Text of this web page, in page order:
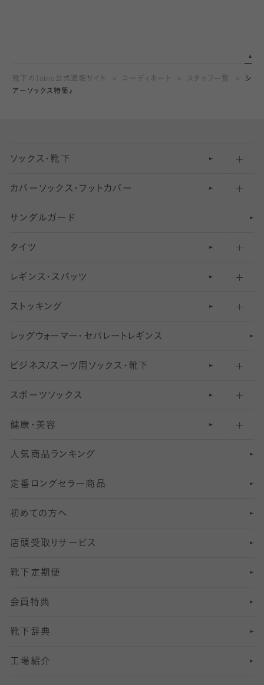
靴下のTabio公式通販サイト コーディネート スタッフ一覧
シ
アーソックス特集♪
ソックス・靴下
五本指ソックス・靴下
足袋ソックス・靴下
無地・プレーンソックス・靴下
柄ソックス・靴下
スニーカー（くるぶし）用ソックス
アンクル・ショートソックス（くるぶし上）
クルーソックス（ふくらはぎ下）
ハイソックス
オーバーニー・ニーハイソックス
カバーソックス・フットカバー
フットカバー・カバーソックス（深め）
フットカバー・カバーソックス（ふつう）
フットカバー・カバーソックス（浅め）
サンダルガード
タイツ
30デニール以下のタイツ（薄手タイツ）
31〜40デニールタイツ
41〜60デニールタイツ
61〜80デニールタイツ
81 〜110デニールタイツ
111〜210デニールタイツ
211デニールタイツ以上（防寒・厚手タイツ）
レギンス・スパッツ
柄レギンス
無地レギンス
レギンスパンツ（レギパン）
マタニティレギンス
5 分丈
6 分丈レギンス
7 分丈 レギンス
8分丈 レギンス
10分丈 レギンス
12分丈レギンス
13分丈レギンス
ストッキング
伝線しにくいストッキング
ショートストッキング
結婚式用ストッキング
美脚ストッキング
オールスルーストッキング
レッ グ ウォー マー ・ セパレー ト レ ギンス
ビジネス/スーツ用 ソックス・靴下
匠シリーズ
フレッシャーズ向けソックス・靴下
冠婚葬祭向けソックス・靴下
スーツカジュアルソックス・靴下
ロングホーズ
スポーツソックス
ランニングソックス・靴下
ゴルフソックス・靴下
サッカー・フットサル用ソックス
ヨガソックス・靴下
スポーツ用レッグウォーマー
SS サイズ（21～23cm）
Sサイズ（22～25cm）
Mサイズ（25～27cm）
Lサイズ（27～29cm）
健康・美容
インナーソックス
加圧・着圧ソックス
冷えとり靴下
着圧・加圧タイツ
むくみ対策
足の疲れ対策
足の臭い対策
冷え対策
人気商品ランキング
定番ロングセラー商品
初めての方へ
店頭受取りサービス
靴下定期便
会員特典
靴下辞典
工場紹介